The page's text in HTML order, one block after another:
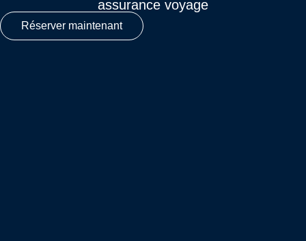
assurance voyage
Réserver maintenant